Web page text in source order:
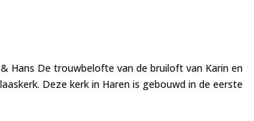
Hans De trouwbelofte van de bruiloft van Karin en
Deze kerk in Haren is gebouwd in de eerste